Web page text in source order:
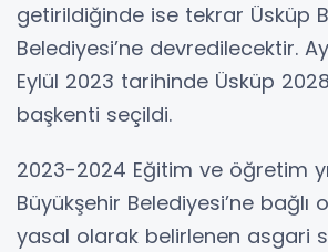
getirildiğinde ise tekrar Üsküp
Belediyesi’ne devredilecektir.
Eylül 2023 tarihinde Üsküp
başkenti seçildi.
2023-2024 Eğitim ve öğretim
Büyükşehir Belediyesi’ne bağlı
yasal olarak belirlenen asgari